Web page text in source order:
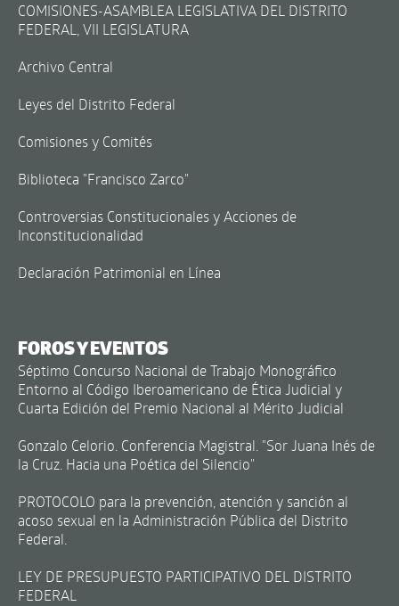
COMISIONES-ASAMBLEA LEGISLATIVA DEL DISTRITO
FEDERAL, VII LEGISLATURA
Archivo Central
Leyes del Distrito Federal
Comisiones y Comités
Biblioteca "Francisco Zarco"
Controversias Constitucionales y Acciones de
Inconstitucionalidad
Declaración Patrimonial en Línea
FOROS Y EVENTOS
Séptimo Concurso Nacional de Trabajo Monográfico
Entorno al Código Iberoamericano de Ética Judicial y
Cuarta Edición del Premio Nacional al Mérito Judicial
Gonzalo Celorio. Conferencia Magistral. "Sor Juana Inés de
la Cruz. Hacia una Poética del Silencio"
PROTOCOLO para la prevención, atención y sanción al
acoso sexual en la Administración Pública del Distrito
Federal.
LEY DE PRESUPUESTO PARTICIPATIVO DEL DISTRITO
FEDERAL